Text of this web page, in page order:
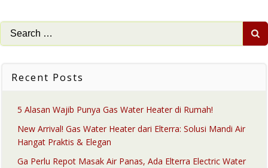
Search
for:
Recent Posts
5 Alasan Wajib Punya Gas Water Heater di Rumah!
New Arrival! Gas Water Heater dari Elterra: Solusi Mandi Air
Hangat Praktis & Elegan
Ga Perlu Repot Masak Air Panas, Ada Elterra Electric Water